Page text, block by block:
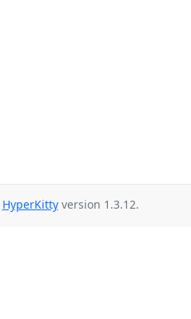
HyperKittyversion 1.3.12.